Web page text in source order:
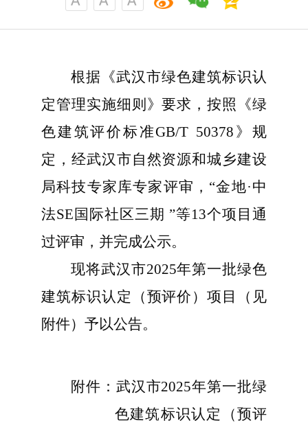
根据《武汉市绿色建筑标识认
定管理实施细则》要求 ，按照
《绿
色建筑评价标准GB/T 50378》规
定 ， 经武汉市自然资源和城乡建设
局科技专家库专家评审， “金地·中
法SE国际社区三期 ”等13个项目通
过评审 ，并完成公示。
现将武汉市2025年第一批绿色
建筑标识认定（预评价）项目（见
附件）予以公告。
附件：武汉市2025年第一批绿
色建筑标识认定（预评